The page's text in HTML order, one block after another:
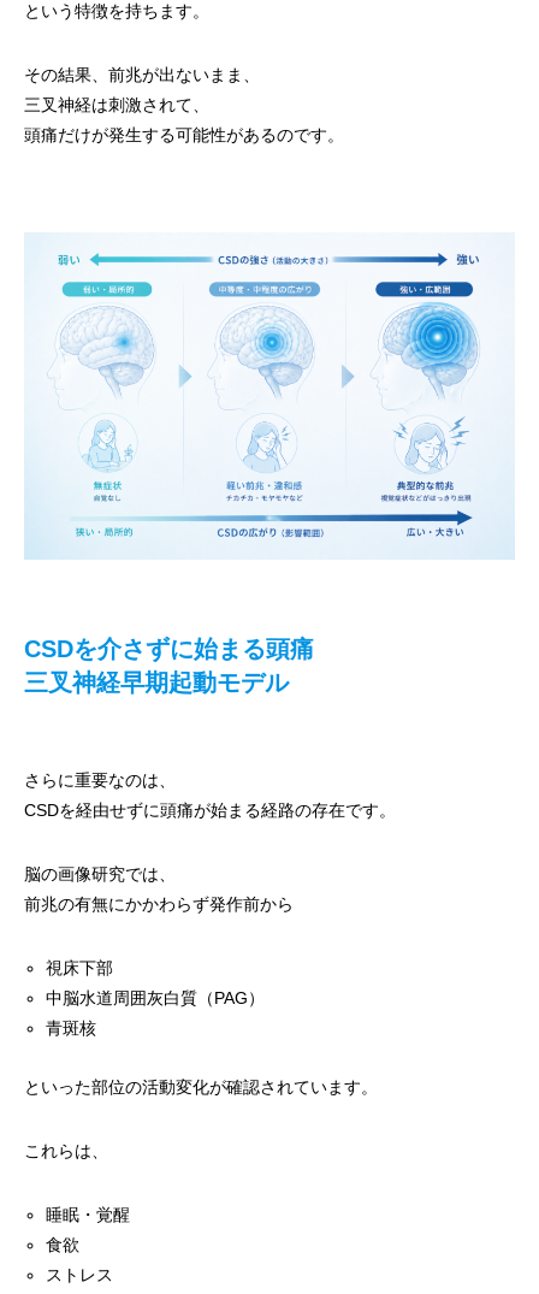
という特徴を持ちます。
その結果、前兆が出ないまま、
三叉神経は刺激されて、
頭痛だけが発生する可能性があるのです。
CSDを介さずに始まる頭痛
三叉神経早期起動モデル
さらに重要なのは、
CSDを経由せずに頭痛が始まる経路の存在です。
脳の画像研究では、
前兆の有無にかかわらず発作前から
視床下部
中脳水道周囲灰白質（PAG）
青斑核
といった部位の活動変化が確認されています。
これらは、
睡眠・覚醒
食欲
ストレス